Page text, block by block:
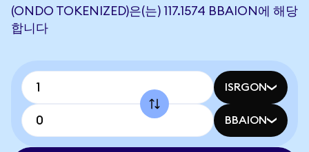
(ONDO TOKENIZED)은(는) 117.1574 BBAION에 해당
합니다
ISRGON
BBAION